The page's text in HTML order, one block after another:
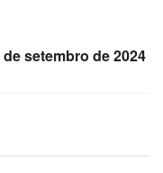
setembro de 2024